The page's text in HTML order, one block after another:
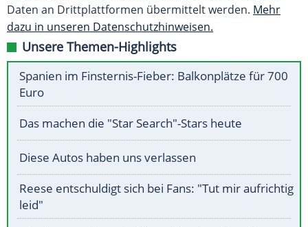
Daten an Drittplattformen übermittelt werden. Mehr
dazu in unseren Datenschutzhinweisen.
Unsere Themen-Highlights
Spanien im Finsternis-Fieber: Balkonplätze für 700
Euro
Das machen die "Star Search"-Stars heute
Diese Autos haben uns verlassen
Reese entschuldigt sich bei Fans: "Tut mir aufrichtig
leid"